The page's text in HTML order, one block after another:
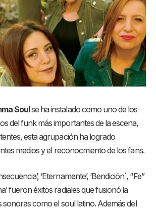
Soulse ha instalado como uno de los
del funk más importantes de la escena,
esta agrupación ha logrado
medios y el reconocmiento de los fans.
‘Eternamente’, ‘Bendición´, “Fe”
fueron éxitos radiales que fusionó la
sonoras como el soul latino. Además del